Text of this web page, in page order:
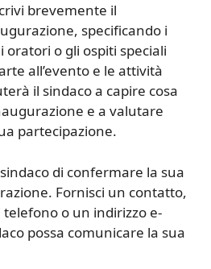
brevemente il
specificando i
o gli ospiti speciali
all’evento e le attività
il sindaco a capire cosa
e a valutare
partecipazione.
sindaco di confermare la sua
Fornisci un contatto,
o un indirizzo e-
possa comunicare la sua